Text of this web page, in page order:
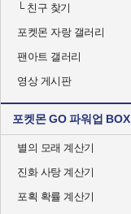
└친구 찾기
포켓몬 자랑 갤러리
팬아트 갤러리
영상 게시판
포켓몬 GO 파워업 BOX
별의 모래 계산기
진화 사탕 계산기
포획 확률 계산기